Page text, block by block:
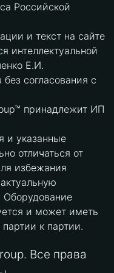
Российской
и текст на сайте
интеллектуальной
Е.И.
согласования с
принадлежит ИП
и указанные
отличаться от
избежания
и может иметь
к партии.
Все права